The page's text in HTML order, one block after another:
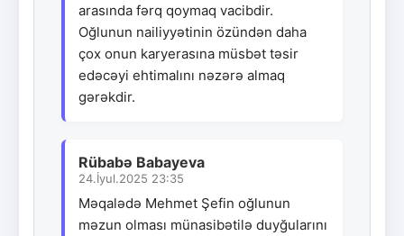
arasında fərq qoymaq vacibdir.
Oğlunun nailiyyətinin özündən daha
çox onun karyerasına müsbət təsir
edəcəyi ehtimalını nəzərə almaq
gərəkdir.
Rübabə Babayeva
24.İyul.2025 23:35
Məqalədə Mehmet Şefin oğlunun
məzun olması münasibətilə duyğularını